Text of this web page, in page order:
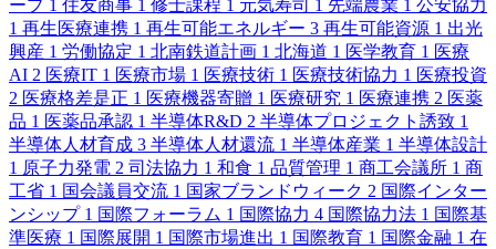
ープ 1 住友商事 1 修士課程 1 元気寿司 1 先端農業 1 公安協力
1 再生医療連携 1 再生可能エネルギー 3 再生可能資源 1 出光
興産 1 労働協定 1 北南鉄道計画 1 北海道 1 医学教育 1 医療
AI 2 医療IT 1 医療市場 1 医療技術 1 医療技術協力 1 医療投資
2 医療格差是正 1 医療機器寄贈 1 医療研究 1 医療連携 2 医薬
品 1 医薬品承認 1 半導体R&D 2 半導体プロジェクト誘致 1
半導体人材育成 3 半導体人材還流 1 半導体産業 1 半導体設計
1 原子力発電 2 司法協力 1 和食 1 品質管理 1 商工会議所 1 商
工省 1 国会議員交流 1 国家ブランドウィーク 2 国際インター
ンシップ 1 国際フォーラム 1 国際協力 4 国際協力法 1 国際基
準医療 1 国際展開 1 国際市場進出 1 国際教育 1 国際金融 1 在